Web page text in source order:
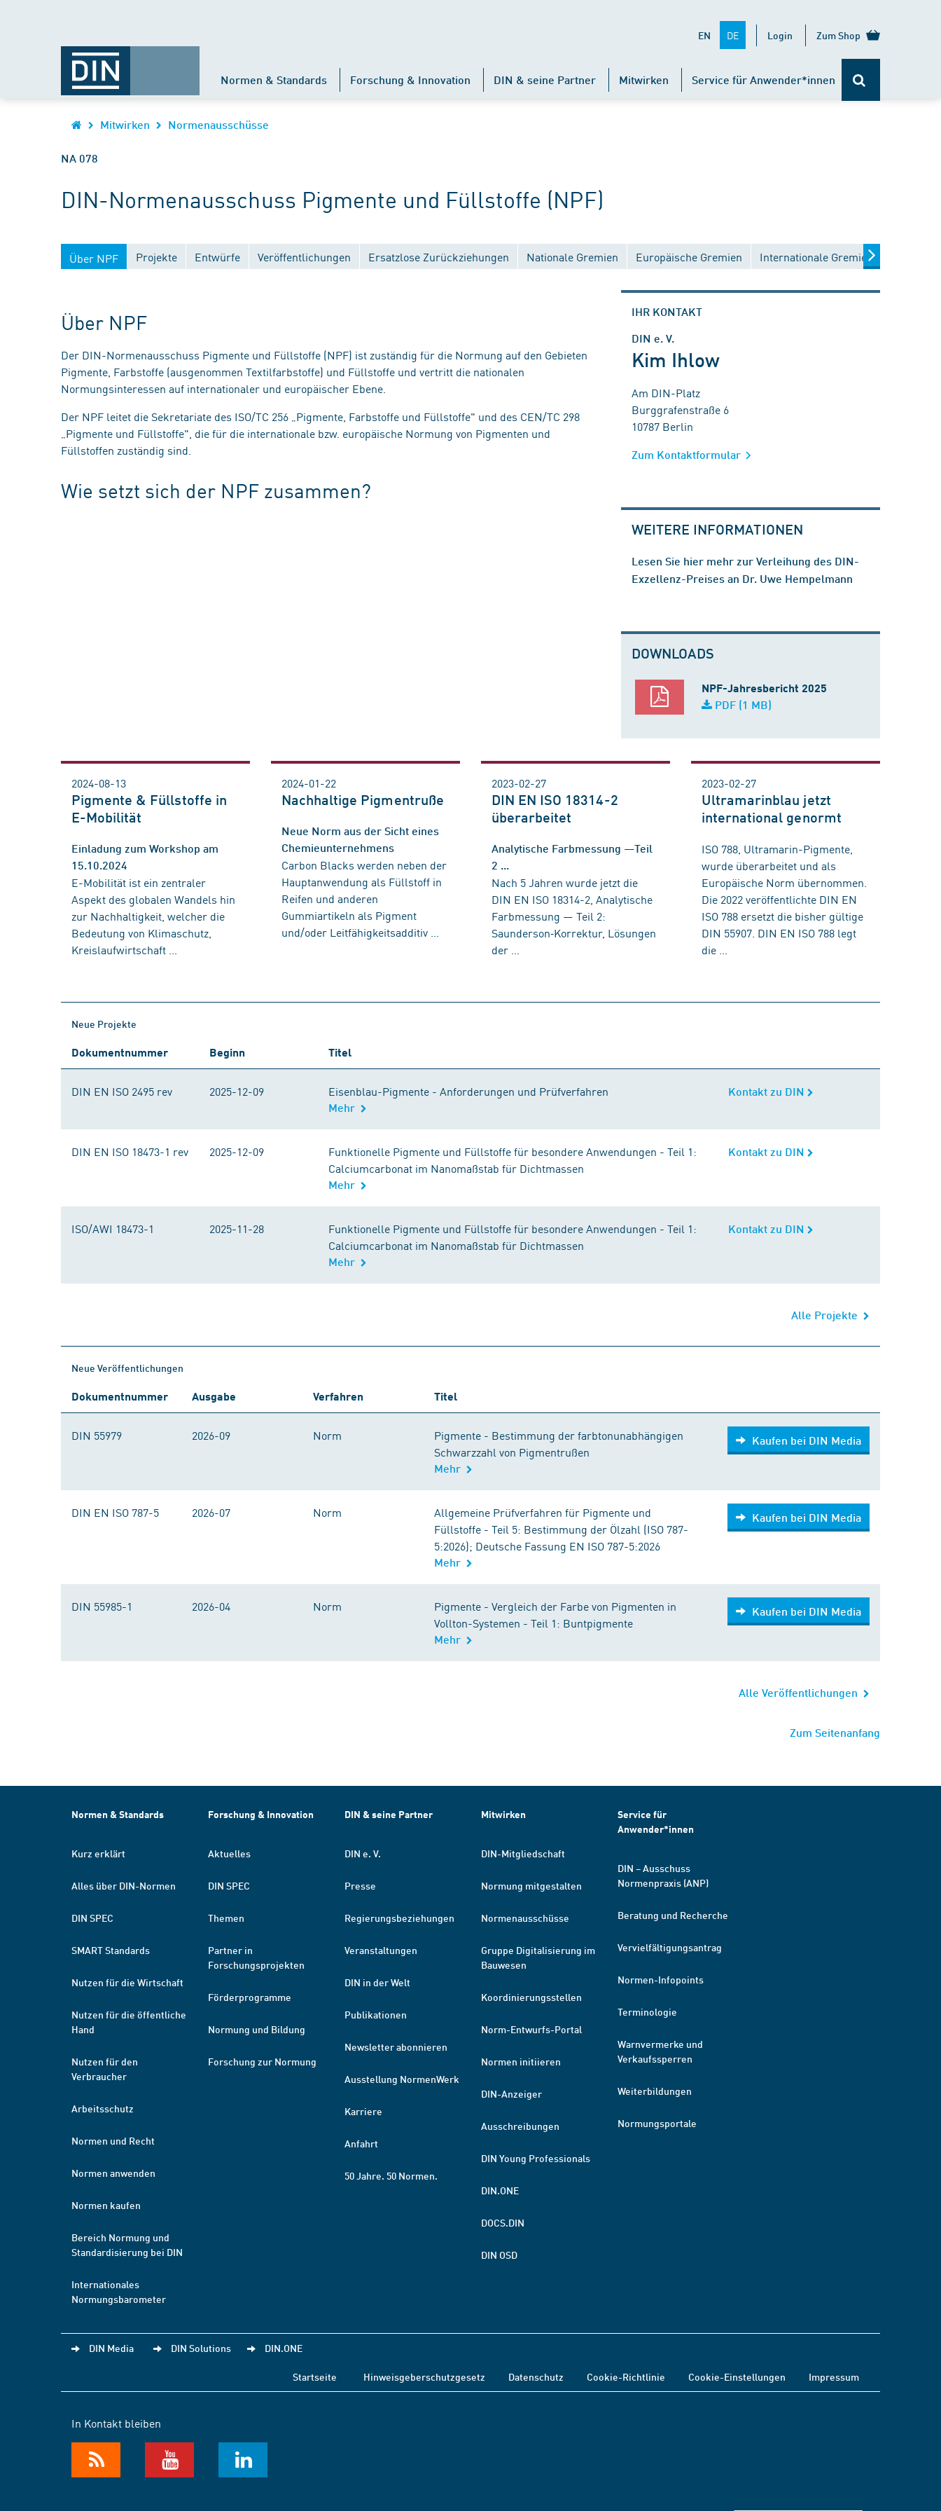
EN DE Login Zum Shop
Normen & Standards Forschung & Innovation DIN & seine Partner Mitwirken Service für Anwender*innen
Mitwirken Normenausschüsse
NA 078
DIN-Normenausschuss Pigmente und Füllstoffe (NPF)
Über NPF Projekte Entwürfe Veröffentlichungen Ersatzlose Zurückziehungen Nationale Gremien Europäische Gremien Internationale Gremien
Über NPF
Der DIN-Normenausschuss Pigmente und Füllstoffe (NPF) ist zuständig für die Normung auf den Gebieten
Pigmente, Farbstoffe (ausgenommen Textilfarbstoffe) und Füllstoffe und vertritt die nationalen
Normungsinteressen auf internationaler und europäischer Ebene.
Der NPF leitet die Sekretariate des ISO/TC 256 „Pigmente, Farbstoffe und Füllstoffe" und des CEN/TC 298
„Pigmente und Füllstoffe", die für die internationale bzw. europäische Normung von Pigmenten und
Füllstoffen zuständig sind.
Wie setzt sich der NPF zusammen?
IHR KONTAKT
DIN e. V.
Kim Ihlow
Am DIN-Platz
Burggrafenstraße 6
10787 Berlin
Zum Kontaktformular
WEITERE INFORMATIONEN
Lesen Sie hier mehr zur Verleihung des DIN-
Exzellenz-Preises an Dr. Uwe Hempelmann
DOWNLOADS
NPF-Jahresbericht 2025
PDF (1 MB)
2024-08-13
Pigmente & Füllstoffe in
E-Mobilität
Einladung zum Workshop am
15.10.2024
E-Mobilität ist ein zentraler
Aspekt des globalen Wandels hin
zur Nachhaltigkeit, welcher die
Bedeutung von Klimaschutz,
Kreislaufwirtschaft ...
2024-01-22
Nachhaltige Pigmentruße
Neue Norm aus der Sicht eines
Chemieunternehmens
Carbon Blacks werden neben der
Hauptanwendung als Füllstoff in
Reifen und anderen
Gummiartikeln als Pigment
und/oder Leitfähigkeitsadditiv ...
2023-02-27
DIN EN ISO 18314-2
überarbeitet
Analytische Farbmessung —Teil
2 ...
Nach 5 Jahren wurde jetzt die
DIN EN ISO 18314-2, Analytische
Farbmessung — Teil 2:
Saunderson‑Korrektur, Lösungen
der ...
2023-02-27
Ultramarinblau jetzt
international genormt
ISO 788, Ultramarin-Pigmente,
wurde überarbeitet und als
Europäische Norm übernommen.
Die 2022 veröffentlichte DIN EN
ISO 788 ersetzt die bisher gültige
DIN 55907. DIN EN ISO 788 legt
die ...
Neue Projekte
Dokumentnummer Beginn Titel
DIN EN ISO 2495 rev 2025-12-09 Eisenblau-Pigmente - Anforderungen und Prüfverfahren
Mehr
Kontakt zu DIN
DIN EN ISO 18473-1 rev 2025-12-09
Funktionelle Pigmente und Füllstoffe für besondere Anwendungen - Teil 1:
Calciumcarbonat im Nanomaßstab für Dichtmassen
Mehr
Kontakt zu DIN
ISO/AWI 18473-1 2025-11-28
Funktionelle Pigmente und Füllstoffe für besondere Anwendungen - Teil 1:
Calciumcarbonat im Nanomaßstab für Dichtmassen
Mehr
Kontakt zu DIN
Alle Projekte
Neue Veröffentlichungen
Dokumentnummer Ausgabe Verfahren Titel
DIN 55979 2026-09 Norm
Pigmente - Bestimmung der farbtonunabhängigen
Schwarzzahl von Pigmentrußen
Mehr
Kaufen bei DIN Media
DIN EN ISO 787-5 2026-07 Norm
Allgemeine Prüfverfahren für Pigmente und
Füllstoffe - Teil 5: Bestimmung der Ölzahl (ISO 787-
5:2026); Deutsche Fassung EN ISO 787-5:2026
Mehr
Kaufen bei DIN Media
DIN 55985-1 2026-04 Norm
Pigmente - Vergleich der Farbe von Pigmenten in
Vollton-Systemen - Teil 1: Buntpigmente
Mehr
Kaufen bei DIN Media
Alle Veröffentlichungen
Zum Seitenanfang
Normen & Standards
Kurz erklärt
Alles über DIN-Normen
DIN SPEC
SMART Standards
Nutzen für die Wirtschaft
Nutzen für die öffentliche
Hand
Nutzen für den
Verbraucher
Arbeitsschutz
Normen und Recht
Normen anwenden
Normen kaufen
Bereich Normung und
Standardisierung bei DIN
Internationales
Normungsbarometer
Forschung & Innovation
Aktuelles
DIN SPEC
Themen
Partner in
Forschungsprojekten
Förderprogramme
Normung und Bildung
Forschung zur Normung
DIN & seine Partner
DIN e. V.
Presse
Regierungsbeziehungen
Veranstaltungen
DIN in der Welt
Publikationen
Newsletter abonnieren
Ausstellung NormenWerk
Karriere
Anfahrt
50 Jahre. 50 Normen.
Mitwirken
DIN-Mitgliedschaft
Normung mitgestalten
Normenausschüsse
Gruppe Digitalisierung im
Bauwesen
Koordinierungsstellen
Norm-Entwurfs-Portal
Normen initiieren
DIN-Anzeiger
Ausschreibungen
DIN Young Professionals
DIN.ONE
DOCS.DIN
DIN OSD
Service für
Anwender*innen
DIN – Ausschuss
Normenpraxis (ANP)
Beratung und Recherche
Vervielfältigungsantrag
Normen-Infopoints
Terminologie
Warnvermerke und
Verkaufssperren
Weiterbildungen
Normungsportale
DIN Media DIN Solutions DIN.ONE
Startseite Hinweisgeberschutzgesetz Datenschutz Cookie-Richtlinie Cookie-Einstellungen Impressum
In Kontakt bleiben